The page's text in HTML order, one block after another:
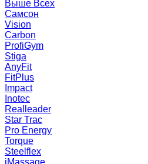
Выше Всех
Самсон
Vision
Carbon
ProfiGym
Stiga
AnyFit
FitPlus
Impact
Inotec
Realleader
Star Trac
Pro Energy
Torque
Steelflex
iMassage